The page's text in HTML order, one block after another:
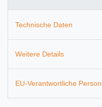
Technische Daten
Weitere Details
EU-Verantwortliche Person